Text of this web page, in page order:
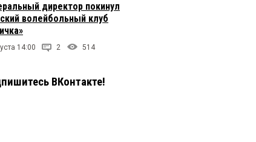
директор покинул
волейбольный клуб
14:00 2 514
ВКонтакте!